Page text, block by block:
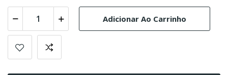
Adicionar Ao Carrinho